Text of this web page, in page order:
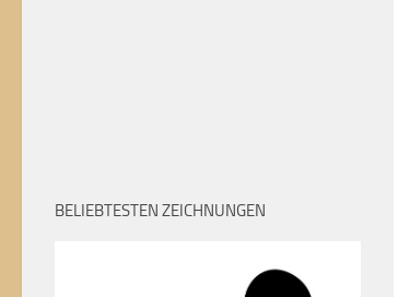
BELIEBTESTEN ZEICHNUNGEN